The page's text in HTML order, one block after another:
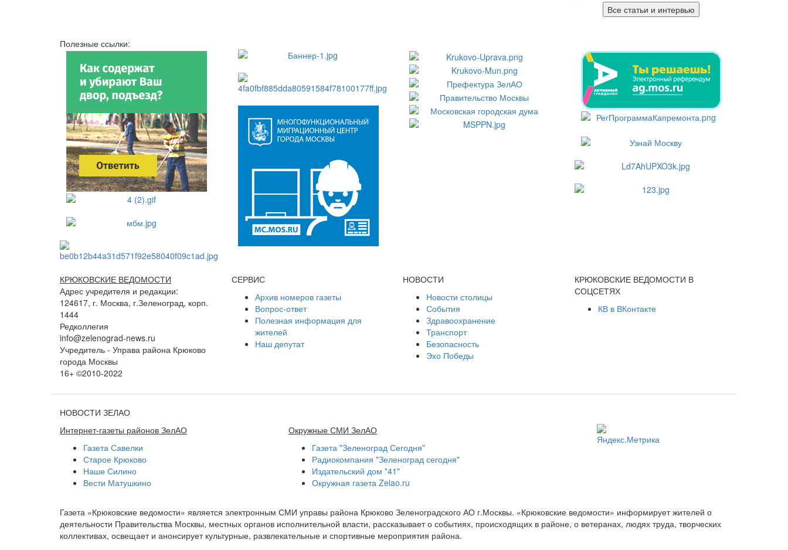
Все статьи и интервью
Полезные ссылки:
КРЮКОВСКИЕ ВЕДОМОСТИ
Адрес учредителя и редакции:
124617, г. Москва, г.Зеленоград, корп.
1444
Редколлегия
info@zelenograd-news.ru
Учредитель - Управа района Крюково
города Москвы
16+ ©2010-2022
СЕРВИС
Архив номеров газеты
Вопрос-ответ
Полезная информация для
жителей
Наш депутат
НОВОСТИ
Новости столицы
События
Здравоохранение
Транспорт
Безопасность
Эхо Победы
КРЮКОВСКИЕ ВЕДОМОСТИ В
СОЦСЕТЯХ
КВ в ВКонтакте
НОВОСТИ ЗЕЛАО
Интернет-газеты районов ЗелАО
Газета Савелки
Старое Крюково
Наше Силино
Вести Матушкино
Окружные СМИ ЗелАО
Газета "Зеленоград Сегодня"
Радиокомпания "Зеленоград сегодня"
Издательский дом "41"
Окружная газета Zelao.ru
Газета «Крюковские ведомости» является электронным СМИ управы района Крюково Зеленоградского АО г.Москвы. «Крюковские ведомости» информирует жителей о
деятельности Правительства Москвы, местных органов исполнительной власти, рассказывает о событиях, происходящих в районе, о ветеранах, людях труда, творческих
коллективах, освещает и анонсирует культурные, развлекательные и спортивные мероприятия района.